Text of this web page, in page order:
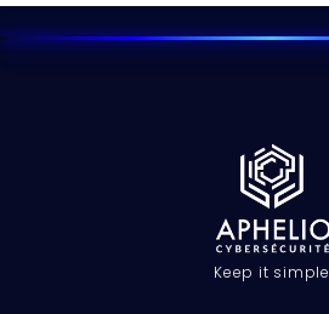
Keep it simple